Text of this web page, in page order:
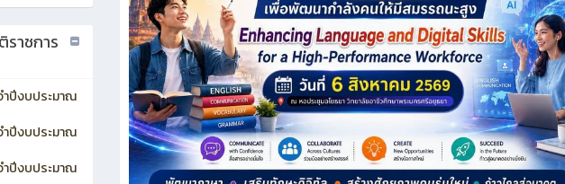
าชการ
ำปีงบประมาณ
ำปีงบประมาณ
ำปีงบประมาณ